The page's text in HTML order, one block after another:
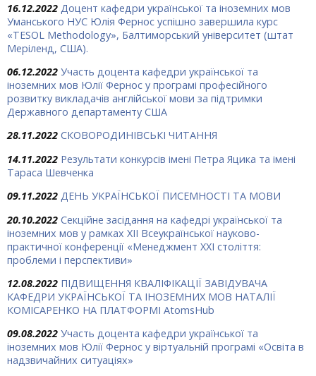
16.12.2022 Доцент кафедри української та іноземних мов
Уманського НУС Юлія Фернос успішно завершила курс
«TESOL Methodology», Балтиморський університет (штат
Меріленд, США).
06.12.2022 Участь доцента кафедри української та
іноземних мов Юлії Фернос у програмі професійного
розвитку викладачів англійської мови за підтримки
Державного департаменту США
28.11.2022 СКОВОРОДИНІВСЬКІ ЧИТАННЯ
14.11.2022 Результати конкурсів імені Петра Яцика та імені
Тараса Шевченка
09.11.2022 ДЕНЬ УКРАЇНСЬКОЇ ПИСЕМНОСТІ ТА МОВИ
20.10.2022 Секційне засідання на кафедрі української та
іноземних мов у рамках XII Всеукраїнської науково-
практичної конференції «Менеджмент ХХІ століття:
проблеми і перспективи»
12.08.2022 ПІДВИЩЕННЯ КВАЛІФІКАЦІЇ ЗАВІДУВАЧА
КАФЕДРИ УКРАЇНСЬКОЇ ТА ІНОЗЕМНИХ МОВ НАТАЛІЇ
КОМІСАРЕНКО НА ПЛАТФОРМІ AtomsHub
09.08.2022 Участь доцента кафедри української та
іноземних мов Юлії Фернос у віртуальній програмі «Освіта в
надзвичайних ситуаціях»